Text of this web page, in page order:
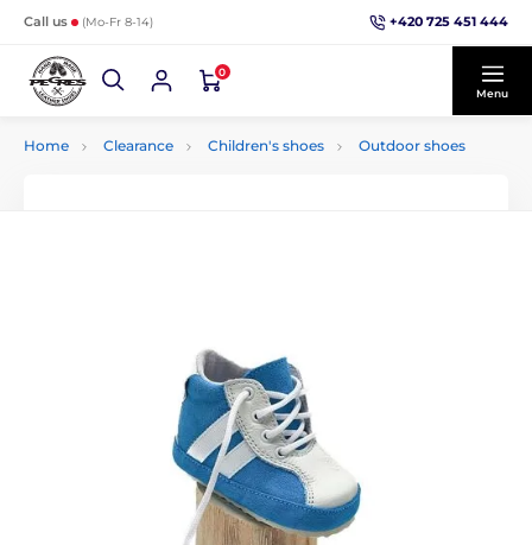
Call us (Mo-Fr 8-14) +420 725 451 444
0
Menu
Home Clearance Children's shoes Outdoor shoes